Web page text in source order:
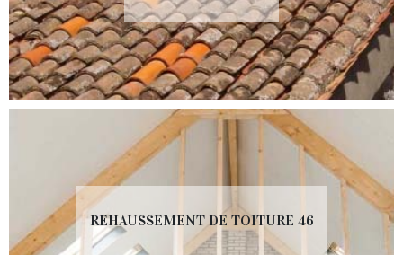
REHAUSSEMENT DE TOITURE 46